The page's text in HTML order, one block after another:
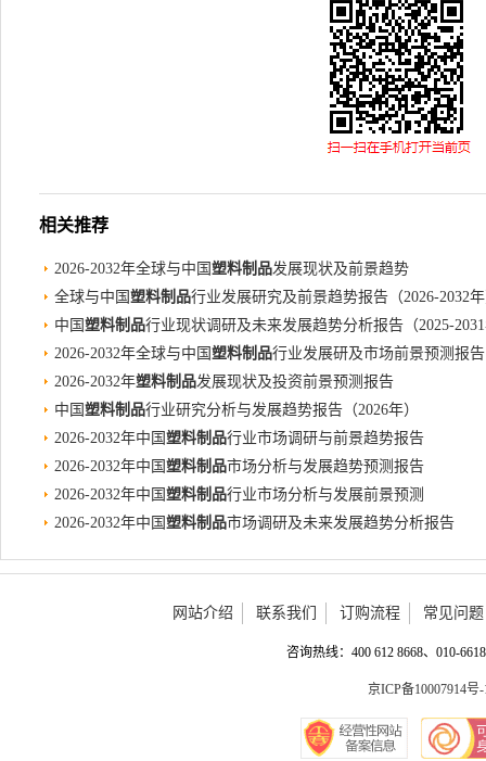
相关推荐
2026-2032年全球与中国 塑料制品发展现状及前景趋势
全球与中国 塑料制品行业发展研究及前景趋势报告（2026-2032
中国 塑料制品行业现状调研及未来发展趋势分析报告（2025-
2026-2032年全球与中国 塑料制品行业发展研及市场前景预测报告
2026-2032年塑料制品发展现状及投资前景预测报告
中国 塑料制品行业研究分析与发展趋势报告（2026年）
2026-2032年中国 塑料制品行业市场调研与前景趋势报告
2026-2032年中国 塑料制品市场分析与发展趋势预测报告
2026-2032年中国 塑料制品行业市场分析与发展前景预测
2026-2032年中国 塑料制品市场调研及未来发展趋势分析报告
网站介绍 联系我们 订购流程 常见问题
咨询热线：400 612 8668、010-
京ICP备10007914号-